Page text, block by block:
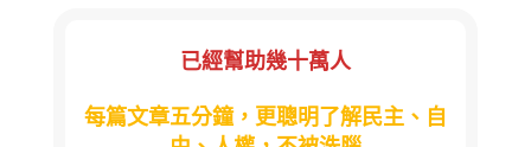
已經幫助幾十萬人
每篇文章五分鐘，更聰明了解民主、自